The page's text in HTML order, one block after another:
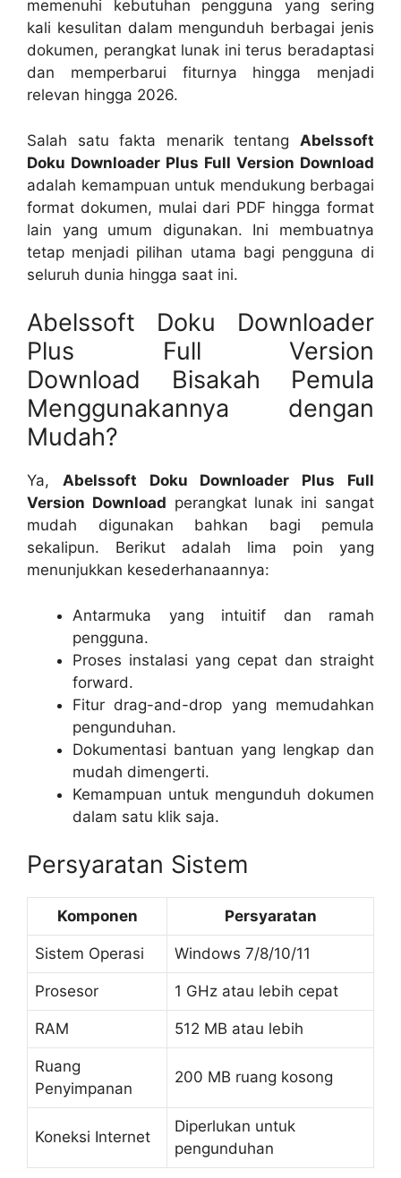
memenuhi kebutuhan pengguna yang sering
kali kesulitan dalam mengunduh berbagai jenis
dokumen, perangkat lunak ini terus beradaptasi
dan memperbarui fiturnya hingga menjadi
relevan hingga 2026.
Salah satu fakta menarik tentang Abelssoft
Doku Downloader Plus Full Version Download
adalah kemampuan untuk mendukung berbagai
format dokumen, mulai dari PDF hingga format
lain yang umum digunakan. Ini membuatnya
tetap menjadi pilihan utama bagi pengguna di
seluruh dunia hingga saat ini.
Abelssoft Doku Downloader
Plus Full Version
Download Bisakah Pemula
Menggunakannya dengan
Mudah?
Ya, Abelssoft Doku Downloader Plus Full
Version Download perangkat lunak ini sangat
mudah digunakan bahkan bagi pemula
sekalipun. Berikut adalah lima poin yang
menunjukkan kesederhanaannya:
Antarmuka yang intuitif dan ramah
pengguna.
Proses instalasi yang cepat dan straight
forward.
Fitur drag-and-drop yang memudahkan
pengunduhan.
Dokumentasi bantuan yang lengkap dan
mudah dimengerti.
Kemampuan untuk mengunduh dokumen
dalam satu klik saja.
Persyaratan Sistem
Komponen Persyaratan
Sistem Operasi Windows 7/8/10/11
Prosesor 1 GHz atau lebih cepat
RAM 512 MB atau lebih
Ruang
Penyimpanan
200 MB ruang kosong
Koneksi Internet
Diperlukan untuk
pengunduhan